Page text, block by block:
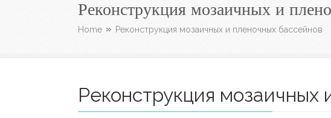
Реконструкция мозаичных и
Home Реконструкция мозаичных и пленочных бассейнов
Реконструкция мозаичных